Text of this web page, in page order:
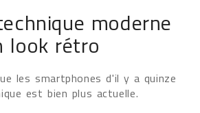
moderne
look rétro
les smartphones d'il y a quinze
est bien plus actuelle.